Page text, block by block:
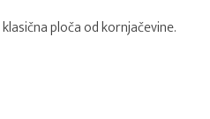
ploča od kornjačevine.